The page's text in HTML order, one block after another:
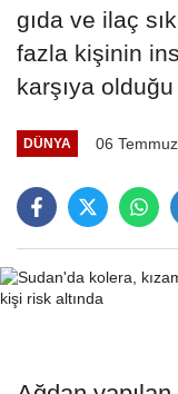
gıda ve ilaç
fazla kişinin
karşıya
DÜNYA 06